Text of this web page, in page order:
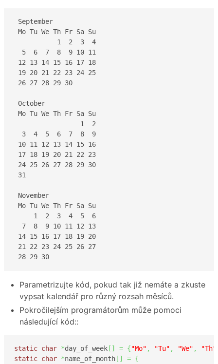
September
Mo Tu We Th Fr Sa Su
           1  2  3  4
  5  6  7  8  9 10 11
12 13 14 15 16 17 18
19 20 21 22 23 24 25
26 27 28 29 30
October
Mo Tu We Th Fr Sa Su
                 1  2
  3  4  5  6  7  8  9
10 11 12 13 14 15 16
17 18 19 20 21 22 23
24 25 26 27 28 29 30
31
November
Mo Tu We Th Fr Sa Su
     1  2  3  4  5  6
  7  8  9 10 11 12 13
14 15 16 17 18 19 20
21 22 23 24 25 26 27
28 29 30
Parametrizujte kód, pokud tak již nemáte a zkuste
vypsat kalendář pro různý rozsah měsíců.
Pokročilejším programátorům může pomoci
následující kód::
static char *day_of_week [ ] = {"Mo" , "Tu" , "We" , "Th"
static char *name_of_month [ ] = {